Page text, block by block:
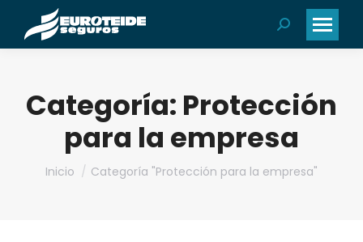
Buscar:
Categoría: Protección
para la empresa
Estás aquí:
Inicio Categoría "Protección para la empresa"